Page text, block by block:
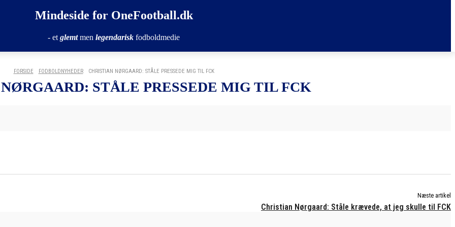
Mindeside for OneFootball.dk
- et glemtmen legendarisk fodboldmedie
FORSIDE FODBOLDNYHEDER CHRISTIAN NØRGAARD: STÅLE PRESSEDE MIG TIL FCK
STÅLE PRESSEDE MIG TIL FCK
Næste artikel
Christian Nørgaard: Ståle krævede, at jeg skulle til FCK